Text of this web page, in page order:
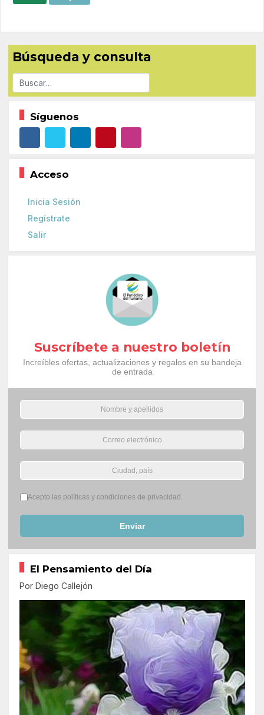
Búsqueda y consulta
Buscar
Síguenos
Acceso
Inicia Sesión
Regístrate
Salir
Suscríbete a nuestro boletín
Increíbles ofertas, actualizaciones y regalos en su bandeja
de entrada
Términos del servicio*
Acepto las políticas y condiciones de privacidad.
Enviar
El Pensamiento del Día
Por Diego Callejón